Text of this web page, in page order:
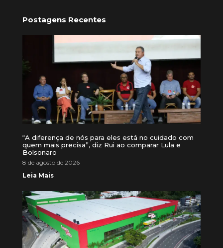
Postagens Recentes
“A diferença de nós para eles está no cuidado com
quem mais precisa”, diz Rui ao comparar Lula e
Bolsonaro
8 de agosto de 2026
Leia Mais